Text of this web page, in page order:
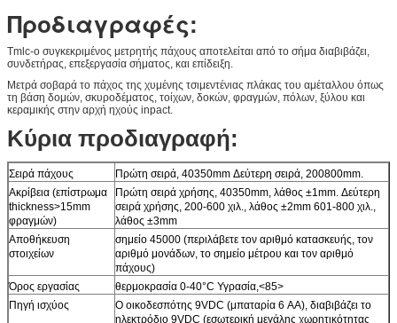
Προδιαγραφές:
Tmlc-ο συγκεκριμένος μετρητής πάχους αποτελείται από το σήμα διαβιβάζει,
συνδετήρας, επεξεργασία σήματος, και επίδειξη.
Μετρά σοβαρά το πάχος της χυμένης τσιμεντένιας πλάκας του αμέταλλου όπως
τη βάση δομών, σκυροδέματος, τοίχων, δοκών, φραγμών, πόλων, ξύλου και
κεραμικής στην αρχή ηχούς inpact.
Κύρια προδιαγραφή:
Σειρά πάχους
Πρώτη σειρά, 40350mm Δεύτερη σειρά, 200800mm.
Ακρίβεια (επίστρωμα
thickness>15mm
φραγμών)
Πρώτη σειρά χρήσης, 40350mm, λάθος ±1mm. Δεύτερη
σειρά χρήσης, 200-600 χιλ., λάθος ±2mm 601-800 χιλ.,
λάθος ±3mm
Αποθήκευση
στοιχείων
σημείο 45000 (περιλάβετε τον αριθμό κατασκευής, τον
αριθμό μονάδων, το σημείο μέτρου και τον αριθμό
πάχους)
Όρος εργασίας
θερμοκρασία 0-40°C Υγρασία,<85>
Πηγή ισχύος
Ο οικοδεσπότης 9VDC (μπαταρία 6 AA), διαβιβάζει το
ηλεκτρόδιο 9VDC (εσωτερική μεγάλης χωρητικότητας